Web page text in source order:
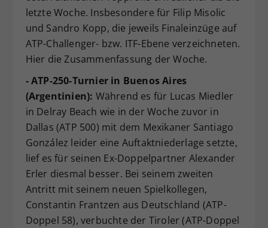
letzte Woche. Insbesondere für Filip Misolic
und Sandro Kopp, die jeweils Finaleinzüge auf
ATP-Challenger- bzw. ITF-Ebene verzeichneten.
Hier die Zusammenfassung der Woche.
- ATP-250-Turnier in Buenos Aires
(Argentinien): Während es für Lucas Miedler
in Delray Beach wie in der Woche zuvor in
Dallas (ATP 500) mit dem Mexikaner Santiago
González leider eine Auftaktniederlage setzte,
lief es für seinen Ex-Doppelpartner Alexander
Erler diesmal besser. Bei seinem zweiten
Antritt mit seinem neuen Spielkollegen,
Constantin Frantzen aus Deutschland (ATP-
Doppel 58), verbuchte der Tiroler (ATP-Doppel
Zweck
Dieser Wert speichert Ihre Consent-
Einstellungen. Unter anderem eine
zufällig generierte ID, für die
historische Speicherung Ihrer
vorgenommen Einstellungen, falls der
Webseiten-Betreiber dies eingestellt
hat.